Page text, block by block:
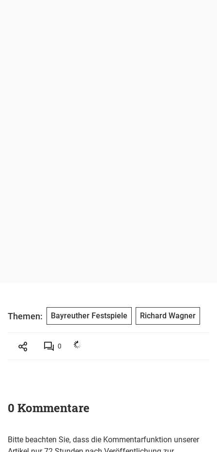
Themen: Bayreuther Festspiele Richard Wagner
0
0 Kommentare
Bitte beachten Sie, dass die Kommentarfunktion unserer